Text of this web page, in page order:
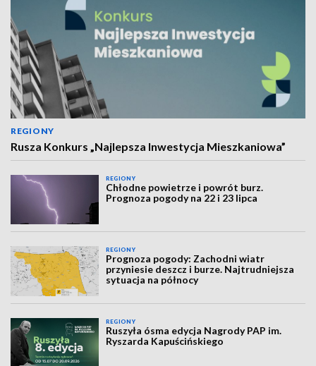
REGIONY
Rusza Konkurs „Najlepsza Inwestycja Mieszkaniowa”
REGIONY
Chłodne powietrze i powrót burz.
Prognoza pogody na 22 i 23 lipca
REGIONY
Prognoza pogody: Zachodni wiatr
przyniesie deszcz i burze. Najtrudniejsza
sytuacja na północy
REGIONY
Ruszyła ósma edycja Nagrody PAP im.
Ryszarda Kapuścińskiego